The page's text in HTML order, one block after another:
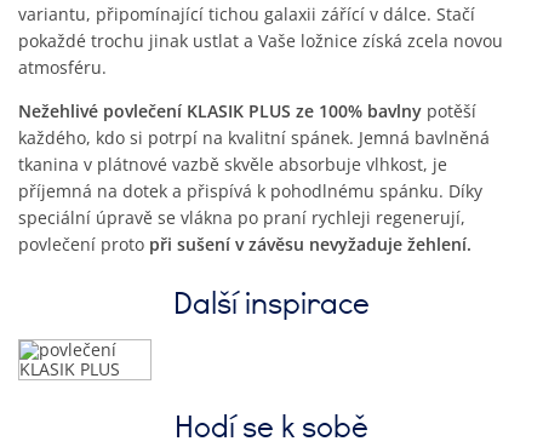
variantu, připomínající tichou galaxii zářící v dálce. Stačí
pokaždé trochu jinak ustlat a Vaše ložnice získá zcela novou
atmosféru.
Nežehlivé povlečení KLASIK PLUS ze 100% bavlny potěší
každého, kdo si potrpí na kvalitní spánek. Jemná bavlněná
tkanina v plátnové vazbě skvěle absorbuje vlhkost, je
příjemná na dotek a přispívá k pohodlnému spánku. Díky
speciální úpravě se vlákna po praní rychleji regenerují,
povlečení proto při sušení v závěsu nevyžaduje žehlení.
Další inspirace
Hodí se k sobě